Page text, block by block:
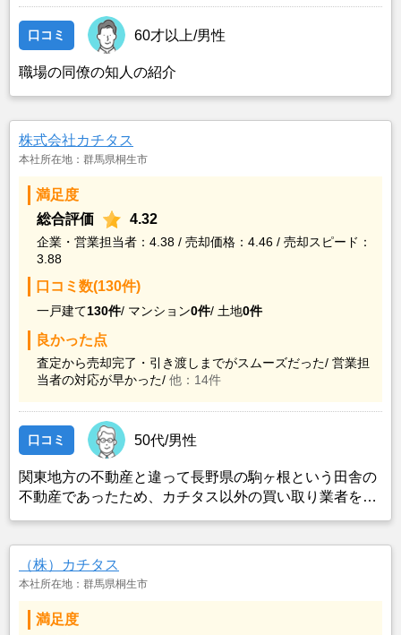
口コミ 60才以上/男性
職場の同僚の知人の紹介
株式会社カチタス
本社所在地：群馬県桐生市
満足度
総合評価
4.32
企業・営業担当者：4.38 / 売却価格：4.46 / 売却スピード：
3.88
口コミ数(130件)
一戸建て130件/ マンション0件/ 土地0件
良かった点
査定から売却完了・引き渡しまでがスムーズだった/ 営業担
当者の対応が早かった/ 他：14件
口コミ 50代/男性
関東地方の不動産と違って長野県の駒ヶ根という田舎の
不動産であったため、カチタス以外の買い取り業者をみ
も空き家の状態で不動産を残しておけないと考えて売却
を決めた。
（株）カチタス
本社所在地：群馬県桐生市
満足度